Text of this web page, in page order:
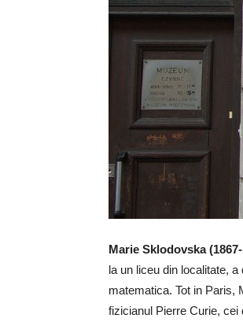
Marie Sklodovska
la un liceu din localitate,
matematica. Tot in Paris,
fizicianul Pierre Curie, cei